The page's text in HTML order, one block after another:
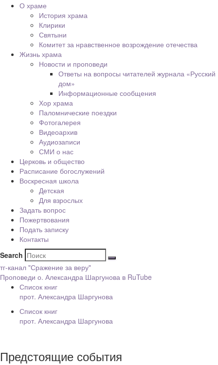
О храме
История храма
Клирики
Святыни
Комитет за нравственное возрождение отечества
Жизнь храма
Новости и проповеди
Ответы на вопросы читателей журнала «Русский
дом»
Информационные сообщения
Хор храма
Паломнические поездки
Фотогалерея
Видеоархив
Аудиозаписи
СМИ о нас
Церковь и общество
Расписание богослужений
Воскресная школа
Детская
Для взрослых
Задать вопрос
Пожертвования
Подать записку
Контакты
Search
тг-канал "Сражение за веру"
Проповеди о. Александра Шаргунова в RuTube
Список книг
прот. Александра Шаргунова
Список книг
прот. Александра Шаргунова
Предстоящие события